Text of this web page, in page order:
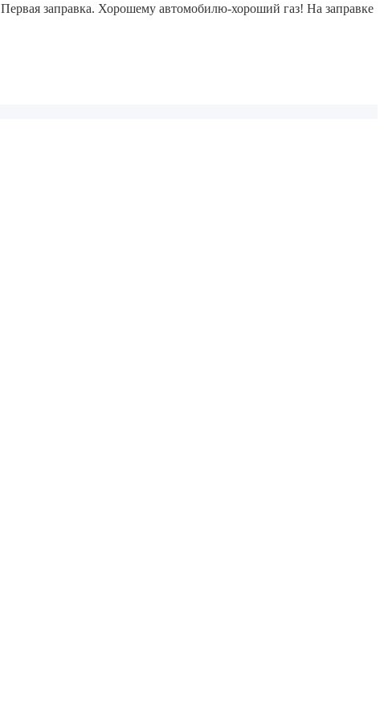
Первая заправка. Хорошему автомобилю-хороший газ! На заправке